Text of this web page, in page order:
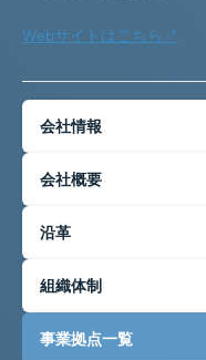
会社情報
会社概要
沿革
組織体制
事業拠点一覧
Webサイトはこちら↗︎